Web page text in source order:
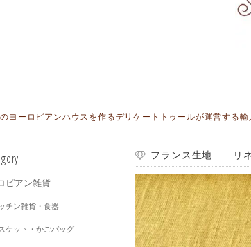
ヨーロピアンハウスを作るデリケートトゥールが運営する
ピアン雑貨
チン雑貨・食器
ケット・かごバッグ
フランス生地 リネ